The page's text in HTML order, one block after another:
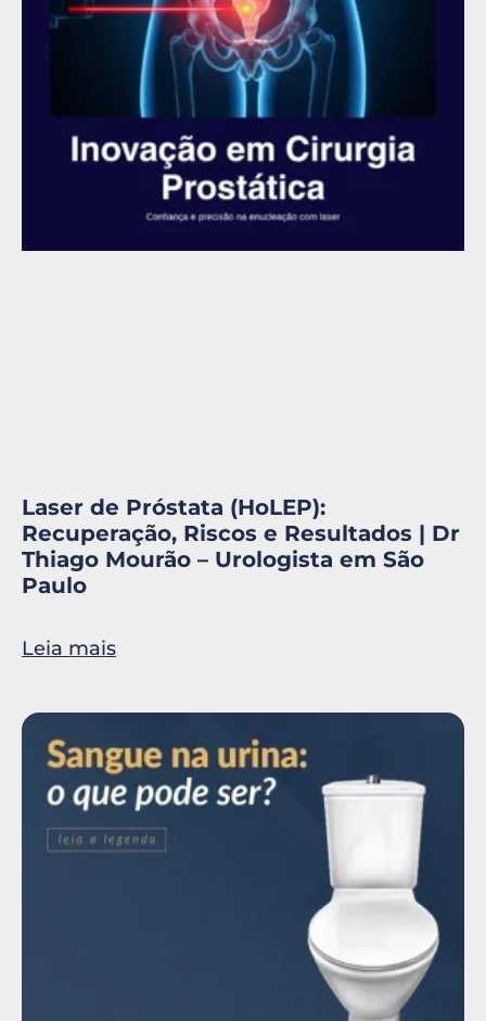
Laser de Próstata (HoLEP):
Recuperação, Riscos e Resultados | Dr
Thiago Mourão – Urologista em São
Paulo
Leia mais